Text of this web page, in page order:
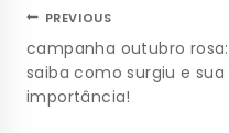
PREVIOUS
campanha outubro rosa:
saiba como surgiu e sua
importância!